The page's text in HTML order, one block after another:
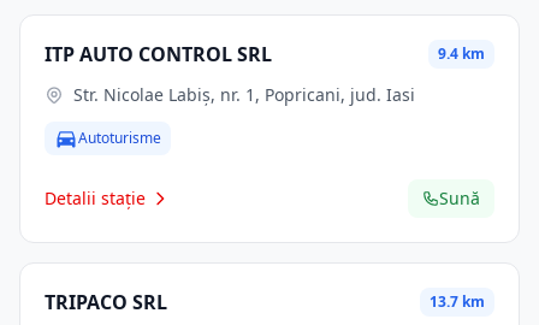
ITP AUTO CONTROL SRL 9.4 km
Str. Nicolae Labiş, nr. 1, Popricani, jud. Iasi
Autoturisme
Detalii stație Sună
TRIPACO SRL 13.7 km